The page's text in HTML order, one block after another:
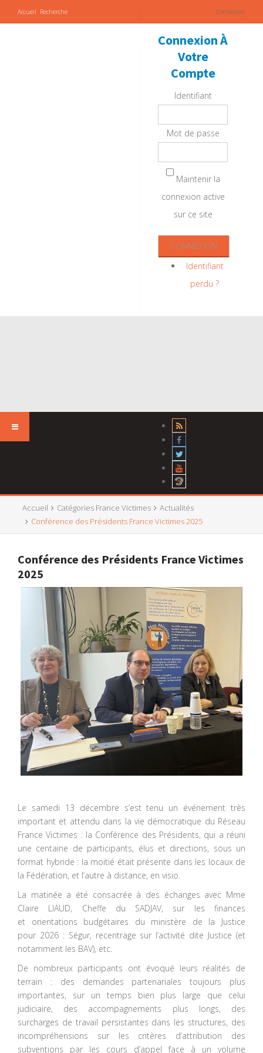
Accueil Recherche Connexion
Connexion À
Votre
Compte
Identifiant
Mot de passe
Maintenir la
connexion active
sur ce site
Identifiant
perdu ?
Accueil Catégories France Victimes
Actualités
Conférence des Présidents France Victimes 2025
Conférence des Présidents France Victimes
2025
Le samedi 13 décembre s’est tenu un événement très
important et attendu dans la vie démocratique du Réseau
France Victimes : la Conférence des Présidents, qui a réuni
une centaine de participants, élus et directions, sous un
format hybride : la moitié était présente dans les locaux de
la Fédération, et l’autre à distance, en visio.
La matinée a été consacrée à des échanges avec Mme
Claire LIAUD, Cheffe du SADJAV, sur les finances
et orientations budgétaires du ministère de la Justice
pour 2026 : Ségur, recentrage sur l’activité dite Justice (et
notamment les BAV), etc.
De nombreux participants ont évoqué leurs réalités de
terrain : des demandes partenariales toujours plus
importantes, sur un temps bien plus large que celui
judiciaire, des accompagnements plus longs, des
surcharges de travail persistantes dans les structures, des
incompréhensions sur les critères d’attribution des
subventions par les cours d’appel face à un volume